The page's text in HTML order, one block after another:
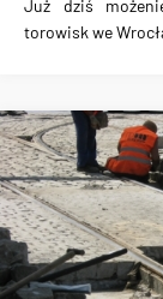
Już dziś
torowisk we